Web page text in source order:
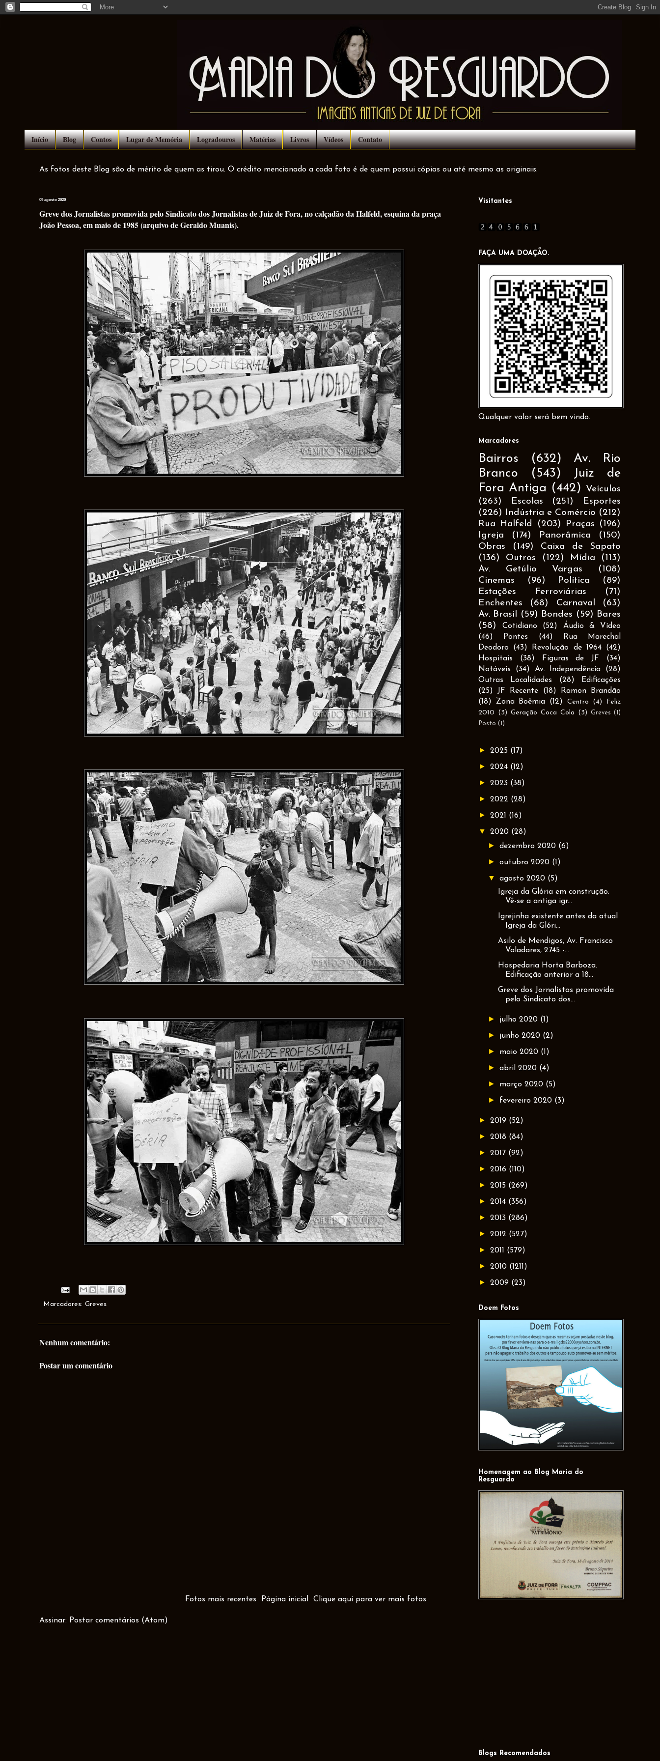
Início Blog Contos Lugar de Memória Logradouros Matérias Livros Vídeos Contato
As fotos deste Blog são de mérito de quem as tirou. O crédito mencionado a cada foto é de quem possui cópias ou até mesmo as originais.
09 agosto 2020
Greve dos Jornalistas promovida pelo Sindicato dos Jornalistas de Juiz de Fora, no calçadão da Halfeld, esquina da praça
João Pessoa, em maio de 1985 (arquivo de Geraldo Muanis).
Marcadores: Greves
Nenhum comentário:
Postar um comentário
Fotos mais recentes Página inicial Clique aqui para ver mais fotos
Assinar: Postar comentários (Atom)
Visitantes
FAÇA UMA DOAÇÃO.
Qualquer valor será bem vindo.
Marcadores
Bairros (632)
Av. Rio
Branco
(543)
Juiz de
Fora Antiga (442)
Veículos
(263)
Escolas (251)
Esportes
(226)
Indústria e Comércio (212)
Rua Halfeld
(203) Praças
(196)
Igreja
(174) Panorâmica
(150)
Obras
(149)
Caixa de Sapato
(136)
Outros (122) Mídia
(113)
Av. Getúlio Vargas
(108)
Cinemas
(96) Política
(89)
Estações Ferroviárias
(71)
Enchentes
(68) Carnaval
(63)
Av. Brasil
(59) Bondes (59) Bares
(58)
Cotidiano (52)
Áudio & Vídeo
(46)
Pontes (44)
Rua Marechal
Deodoro
(43) Revolução de 1964
(42)
Hospitais
(38) Figuras de JF
(34)
Notáveis
(34) Av. Independência
(28)
Outras Localidades
(28)
Edificações
(25)
JF Recente (18)
Ramon Brandão
(18)
Zona Boêmia (12) Centro (4)
Feliz
2010 (3) Geração Coca Cola (3) Greves (1)
Posto (1)
► 2025 (17)
► 2024 (12)
► 2023 (38)
► 2022 (28)
► 2021 (16)
▼ 2020 (28)
►dezembro 2020 (6)
►outubro 2020 (1)
▼agosto 2020 (5)
Igreja da Glória em construção.
Vê-se a antiga igr...
Igrejinha existente antes da atual
Igreja da Glóri...
Asilo de Mendigos, Av. Francisco
Valadares, 2745 -...
Hospedaria Horta Barboza.
Edificação anterior a 18...
Greve dos Jornalistas promovida
pelo Sindicato dos...
► julho 2020 (1)
► junho 2020 (2)
► maio 2020 (1)
►abril 2020 (4)
► março 2020 (5)
► fevereiro 2020 (3)
► 2019 (52)
► 2018 (84)
► 2017 (92)
► 2016 (110)
► 2015 (269)
► 2014 (356)
► 2013 (286)
► 2012 (527)
► 2011 (579)
► 2010 (1211)
► 2009 (23)
Doem Fotos
Homenagem ao Blog Maria do
Resguardo
Blogs Recomendados